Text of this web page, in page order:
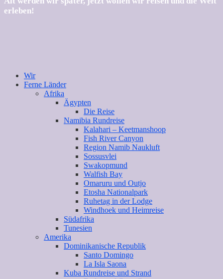
erleben!
Wir
Ferne Länder
Afrika
Ägypten
Die Reise
Namibia Rundreise
Kalahari – Keetmanshoop
Fish River Canyon
Region Namib Naukluft
Sossusvlei
Swakopmund
Walfish Bay
Omaruru und Outjo
Etosha Nationalpark
Ruhetag in der Lodge
Windhoek und Heimreise
Südafrika
Tunesien
Amerika
Dominikanische Republik
Santo Domingo
La Isla Saona
Kuba Rundreise und Strand